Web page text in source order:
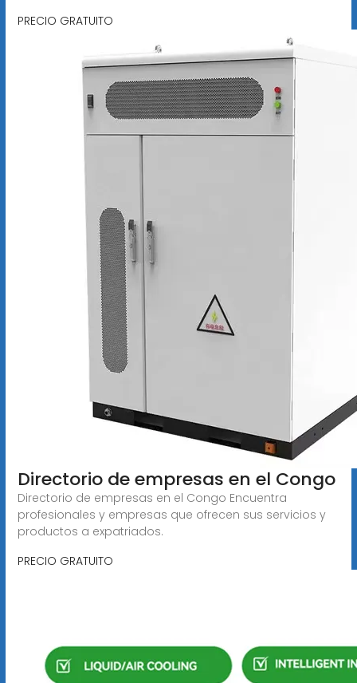
PRECIO GRATUITO
Directorio de empresas en el Congo
Directorio de empresas en el Congo Encuentra
profesionales y empresas que ofrecen sus servicios y
productos a expatriados.
PRECIO GRATUITO